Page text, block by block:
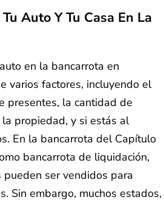
Auto Y Tu Casa En La
en la bancarrota en
varios factores, incluyendo el
presentes, la cantidad de
propiedad, y si estás al
En la bancarrota del Capítulo
bancarrota de liquidación,
ser vendidos para
Sin embargo, muchos estados,